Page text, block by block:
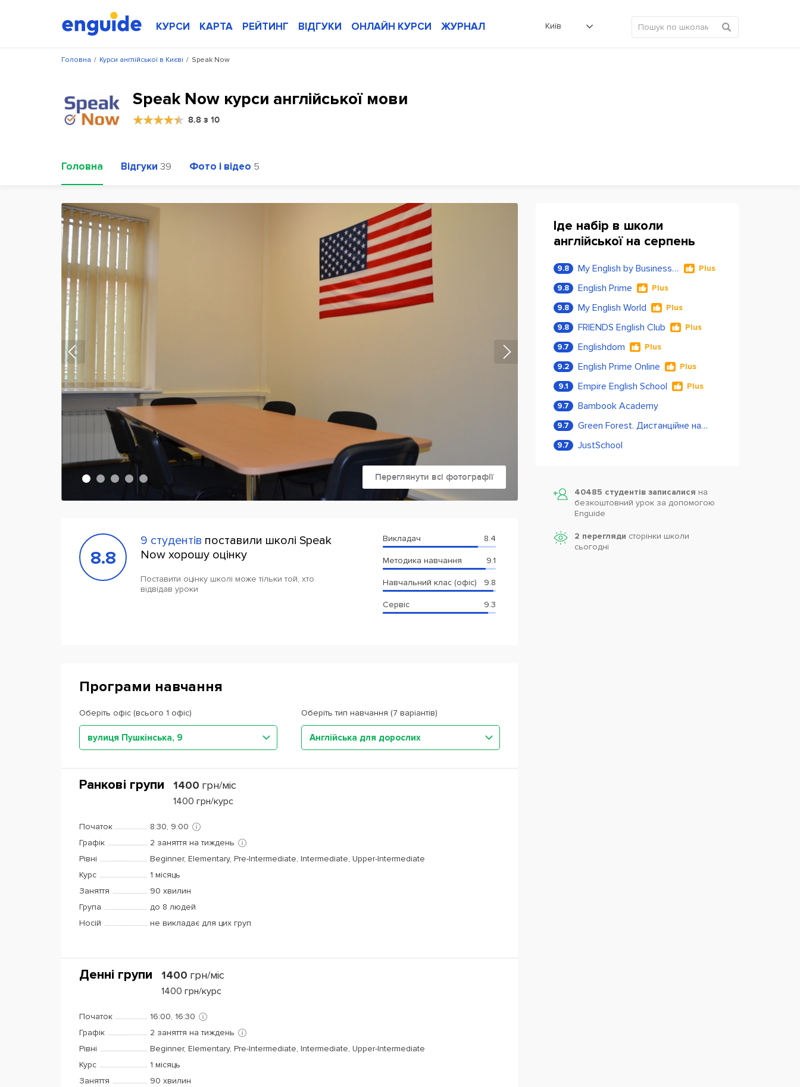
КУРСИ КАРТА РЕЙТИНГ ВІДГУКИ ОНЛАЙН КУРСИ ЖУРНАЛ Київ
/
Головна /
Курси англійської в Києві Speak Now
Speak Now курси англійської мови
8.8 з 10
Головна Відгуки 39 Фото і відео 5
Переглянути всі фотографії
8.8
9 студентів поставили школі Speak
Now хорошу оцінку
Поставити оцінку школі може тільки той, хто
відвідав уроки
Викладач 8.4
Методика навчання 9.1
Навчальний клас (офіс) 9.8
Сервіс 9.3
Програми навчання
Оберіть офіс (всього 1 офіс)
вулиця Пушкінська, 9
Оберіть тип навчання (7 варіантів)
Англійська для дорослих
Ранкові групи 1400 грн/міс
1400 грн/курс
Початок
8:30, 9:00
Графік
2 заняття на тиждень
Рівні
Beginner, Elementary, Pre-Intermediate, Intermediate, Upper-Intermediate
Курс
1 місяць
Заняття
90 хвилин
Група
до 8 людей
Носій
не викладає для цих груп
Денні групи 1400 грн/міс
1400 грн/курс
Початок
16:00, 16:30
Графік
2 заняття на тиждень
Рівні
Beginner, Elementary, Pre-Intermediate, Intermediate, Upper-Intermediate
Курс
1 місяць
Заняття
90 хвилин
Іде набір в школи
англійської на серпень
9.8 My English by Business Language Plus
9.8 English Prime Plus
9.8 My English World Plus
9.8 FRIENDS English Club Plus
9.7 Englishdom Plus
9.2 English Prime Online Plus
9.1 Empire English School Plus
9.7 Bambook Academy
9.7 Green Forest. Дистанційне навчання
9.7 JustSchool
40485 студентів записалися на
безкоштовний урок за допомогою
Enguide
2 перегляди сторінки школи
cьогодні